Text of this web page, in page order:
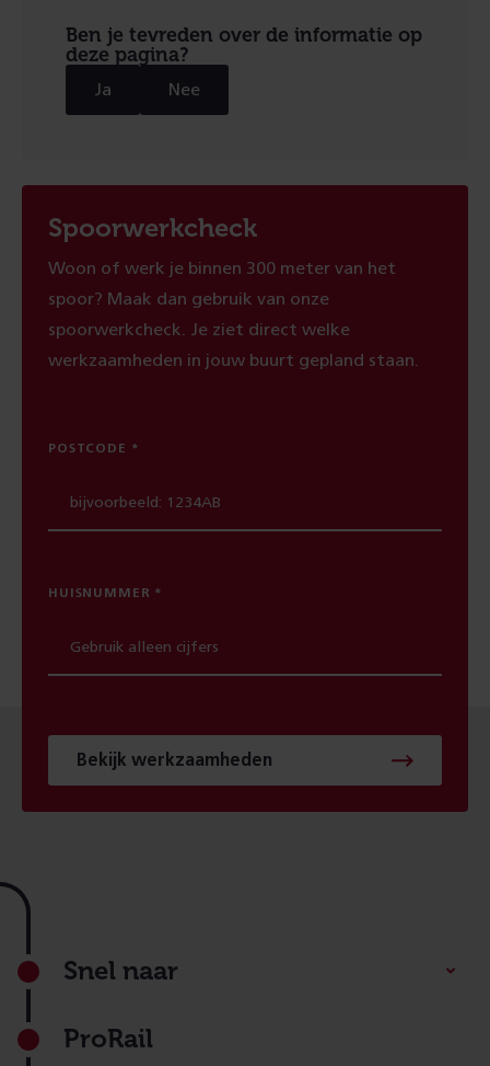
Ben je tevreden over de informatie op
deze pagina?
Ja Nee
Spoorwerkcheck
Woon of werk je binnen 300 meter van het
spoor? Maak dan gebruik van onze
spoorwerkcheck. Je ziet direct welke
werkzaamheden in jouw buurt gepland staan.
POSTCODE
HUISNUMMER
Bekijk werkzaamheden
Footer
Snel naar
ProRail